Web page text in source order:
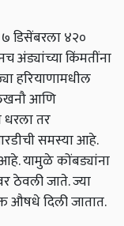
डिसेंबरला ४२०
अंड्यांच्या किंमतींना
हरियाणामधील
आणि
धरला तर
समस्या आहे.
यामुळे कोंबड्यांना
ठेवली जाते. ज्या
औषधे दिली जातात.